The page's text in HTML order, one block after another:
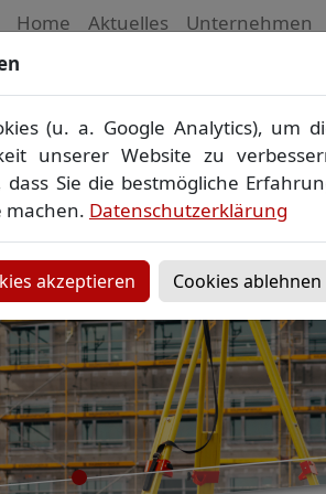
Home Aktuelles Unternehmen
in Mecklenburg-
Ihr Grundstück
▪Bauvermessung▪
▪Amtliche Auskünfte und Auszüge
(u. a. Google Analytics), um
unserer Website zu
Sie die bestmögliche
machen. Datenschutzerklärung
akzeptieren Cookies ablehnen